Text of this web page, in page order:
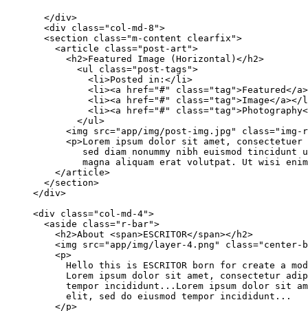
  </div>
  <div class="col-md-8">
  <section class="m-content clearfix">
    <article class="post-art">
      <h2>Featured Image (Horizontal)</h2>
        <ul class="post-tags">
          <li>Posted in:</li>
<li><a href="#" class="tag">Featured</
<li><a href="#" class="tag">Image</a></
<li><a href="#"
        </ul>
<img src="app/img/post-img.jpg" class="img-
<p>Lorem ipsum dolor sit amet, consectetuer
sed diam nonummy nibh euismod tincidunt
magna aliquam erat volutpat. Ut wisi
    </article>
  </section>
</div>
<div class="col-md-4">
  <aside class="r-bar">
    <h2>About <span>ESCRITOR</span></h2>
<img src="app/img/layer-4.png" class="center-
    <p>
Hello this is ESCRITOR born for create a
Lorem ipsum dolor sit amet, consectetur
tempor incididunt...Lorem ipsum dolor sit
      elit, sed do eiusmod tempor incididunt...
    </p>